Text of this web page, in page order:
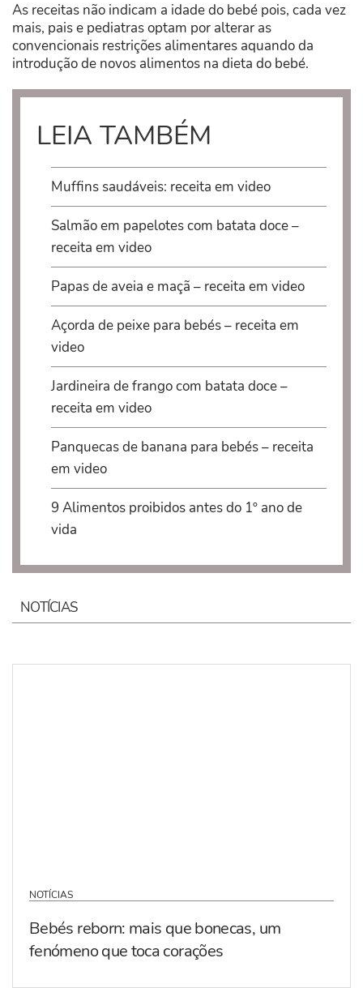
As receitas não indicam a idade do bebé pois, cada vez
mais, pais e pediatras optam por alterar as
convencionais restrições alimentares aquando da
introdução de novos alimentos na dieta do bebé.
LEIA TAMBÉM
Muffins saudáveis: receita em video
Salmão em papelotes com batata doce –
receita em video
Papas de aveia e maçã – receita em video
Açorda de peixe para bebés – receita em
video
Jardineira de frango com batata doce –
receita em video
Panquecas de banana para bebés – receita
em video
9 Alimentos proibidos antes do 1º ano de
vida
NOTÍCIAS
NOTÍCIAS
Bebés reborn: mais que bonecas, um
fenómeno que toca corações